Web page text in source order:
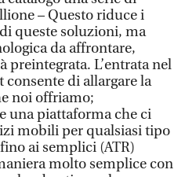
– Questo riduce i
queste soluzioni, ma
da affrontare,
preintegrata. L’entrata nel
di allargare la
noi offriamo;
una piattaforma che ci
mobili per qualsiasi tipo
ai semplici (ATR)
molto semplice con